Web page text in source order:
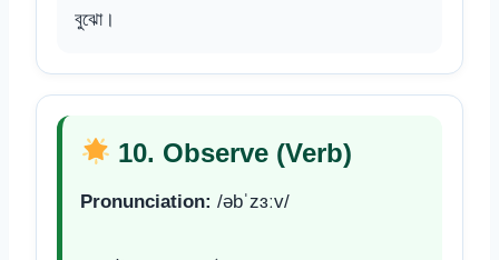
বুঝো।
10. Observe (Verb)
Pronunciation: /əbˈzɜːv/